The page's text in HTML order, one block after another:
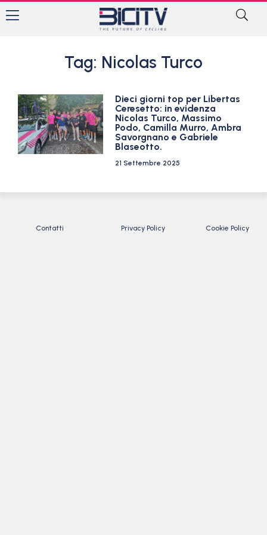
Tag: Nicolas Turco
Dieci giorni top per Libertas
Ceresetto: in evidenza
Nicolas Turco, Massimo
Podo, Camilla Murro, Ambra
Savorgnano e Gabriele
Blaseotto.
21 Settembre 2025
Contatti Privacy Policy Cookie Policy